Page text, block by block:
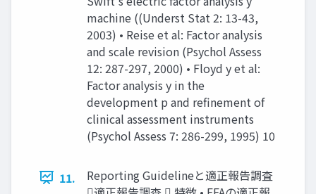
machine ((Underst Stat 2: 13-43,
2003) • Reise et al: Factor analysis
and scale revision (Psychol Assess
12: 287-297, 2000) • Floyd y et al:
Factor analysis y in the
development p and refinement of
clinical assessment instruments
(Psychol Assess 7: 286-299, 1995) 10
11.
Reporting Guidelineと適正報告調査